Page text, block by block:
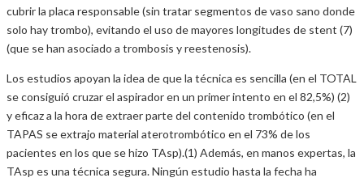
cubrir la placa responsable (sin tratar segmentos de vaso sano donde
solo hay trombo), evitando el uso de mayores longitudes de stent (7)
(que se han asociado a trombosis y reestenosis).
Los estudios apoyan la idea de que la técnica es sencilla (en el TOTAL
se consiguió cruzar el aspirador en un primer intento en el 82,5%) (2)
y eficaz a la hora de extraer parte del contenido trombótico (en el
TAPAS se extrajo material aterotrombótico en el 73% de los
pacientes en los que se hizo TAsp).(1) Además, en manos expertas, la
TAsp es una técnica segura. Ningún estudio hasta la fecha ha